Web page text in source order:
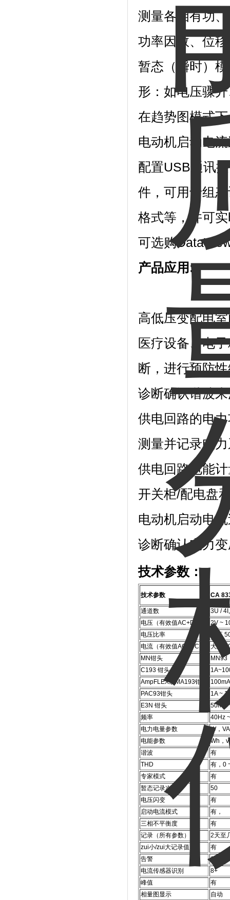
测量各相有功
功率因数、位
暂态（瞬时）
形：如电压骤
在趋势图模式
电动机启动电
配置USB通讯
件，可用于组
格式等，并可
可选购
产品应用:
高低压变配电
医疗设备、电
断，进行预防
诊断确认谐波
供电回路的电
测量并记录电
供电回路电能
开关柜/配电盘
电动机启动电
诊断确认电力
技术参数：
技术参数 CA
通道数
3U /
电压（有效值AC+DC）
2V ~
电压比率
大至
电流（有效值AC+DC）
大至
MN钳头
MN93
C193 钳头
AmpFLEX或MA193钳头
PAC93钳头
1A ~
E3N 钳头
50mA
频率
40Hz
电力电量参数
W，
电能参数
Wh，
谐波
有
THD
有，0
专家模式
有
暂态记录次数
50
电压闪变
有
启动电流模式
有，
三相不平衡度
有
记录（所有参数）
2天至
zui小/zui大记录值
有
告警
10种
电流传感器识别
8+
峰值
有
相量图显示
自动